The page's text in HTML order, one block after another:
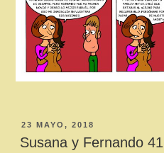
PUBLICADO
EL
23 MAYO, 2018
Susana y Fernando 41